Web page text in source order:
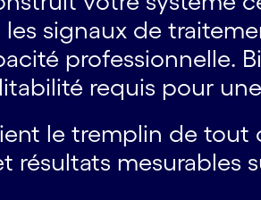
signaux de
professionnelle.
requis pour
le tremplin de tout
mesurables